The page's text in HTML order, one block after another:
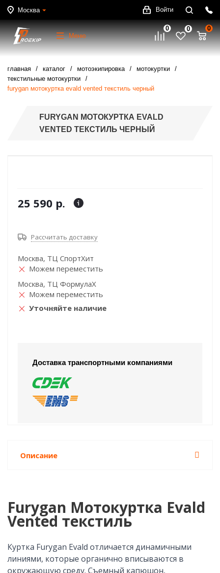
Москва Войти
Меню
0 0 0
главная каталог мотоэкипировка
мотокуртки
текстильные мотокуртки
furygan мотокуртка evald vented текстиль черный
FURYGAN МОТОКУРТКА EVALD
VENTED ТЕКСТИЛЬ ЧЕРНЫЙ
25 590 р.
Рассчитать доставку
Москва, ТЦ СпортХит
Можем переместить
Москва, ТЦ ФормулаХ
Можем переместить
Уточняйте наличие
Доставка транспортными компаниями
Описание
Furygan Мотокуртка Evald
Vented текстиль
Куртка Furygan Evald отличается динамичными
линиями, которые органично вписываются в
окружающую среду. Съемный капюшон,